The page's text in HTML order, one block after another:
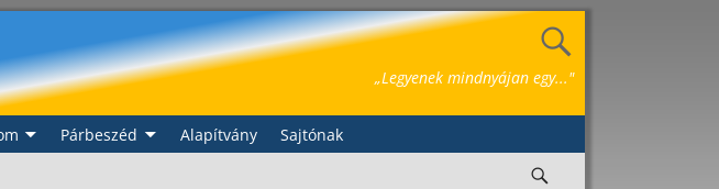
„Legyenek mindnyájan egy..."
Párbeszéd Alapítvány
Sajtónak